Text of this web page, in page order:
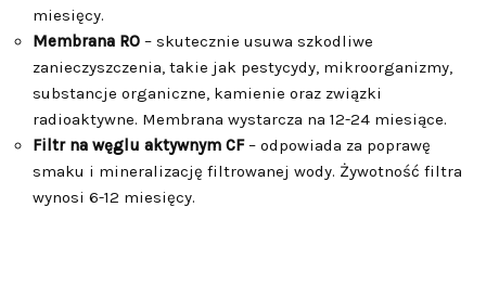
miesięcy.
Membrana RO – skutecznie usuwa szkodliwe
zanieczyszczenia, takie jak pestycydy, mikroorganizmy,
substancje organiczne, kamienie oraz związki
radioaktywne. Membrana wystarcza na 12-24 miesiące.
Filtr na węglu aktywnym CF– odpowiada za poprawę
smaku i mineralizację filtrowanej wody. Żywotność filtra
wynosi 6-12 miesięcy.